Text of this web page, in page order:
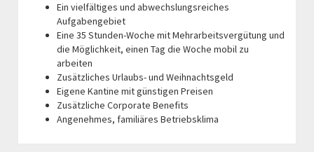
Ein vielfältiges und abwechslungsreiches
Aufgabengebiet
Eine 35 Stunden-Woche mit Mehrarbeitsvergütung und
die Möglichkeit, einen Tag die Woche mobil zu
arbeiten
Zusätzliches Urlaubs- und Weihnachtsgeld
Eigene Kantine mit günstigen Preisen
Zusätzliche Corporate Benefits
Angenehmes, familiäres Betriebsklima